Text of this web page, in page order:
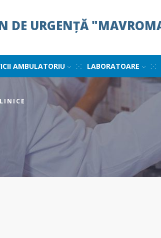
DE URGENȚĂ
AMBULATORIU LABORATOARE